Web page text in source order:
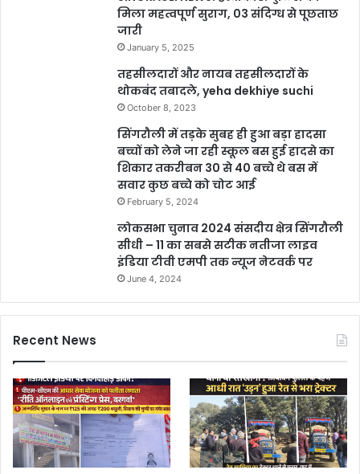
मिला महत्वपूर्ण सुराग, 03 संदिग्ध से पूछताछ
जारी
January 5, 2025
तहसीलदारों और नायब तहसीलदारों के
थोकबंद तबादले, yeha dekhiye suchi
October 8, 2023
सिंगरौली में तड़के सुबह ही हुआ बड़ा हादसा
बच्चों को लेने जा रही स्कूल बस हुई हादसे का
शिकार तकरीबन 30 से 40 बच्चे थे बस में
सवार कुछ बच्चे को चोट आई
February 5, 2024
लोकसभा चुनाव 2024 संसदीय क्षेत्र सिंगरौली
सीधी – 11 का सबसे सटीक नतीजा लाइव
इंडिया टीवी एमपी तक न्यूज नेटवर्क पर
June 4, 2024
Recent News